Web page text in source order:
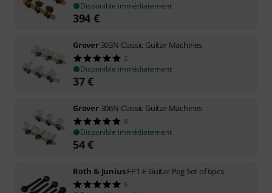
Disponible immédiatement
394 €
Grover 303N Classic Guitar Machines
2
Disponible immédiatement
37€
Grover 306N Classic Guitar Machines
8
Disponible immédiatement
54€
Roth & JuniusFP1-E Guitar Peg Set of 6pcs
5